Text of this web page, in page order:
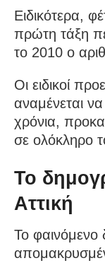
Ειδικότερα,
πρώτη τάξη
το 2010 ο
Οι ειδικοί
αναμένεται
χρόνια,
σε ολόκληρο
Το
Αττική
Το φαινόμενο